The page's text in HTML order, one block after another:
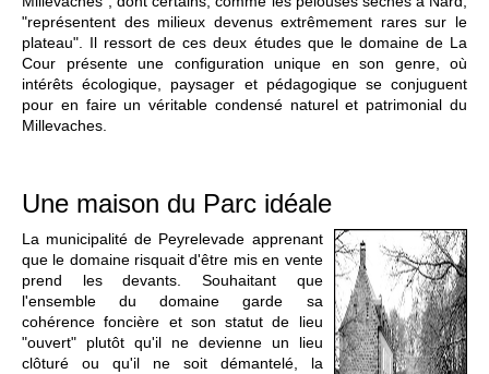
"représentent des milieux devenus extrêmement rares sur le
plateau". Il ressort de ces deux études que le domaine de La
Cour présente une configuration unique en son genre, où
intérêts écologique, paysager et pédagogique se conjuguent
pour en faire un véritable condensé naturel et patrimonial du
Millevaches.
Une maison du Parc idéale
La municipalité de Peyrelevade apprenant
que le domaine risquait d'être mis en vente
prend les devants. Souhaitant que
l'ensemble du domaine garde sa
cohérence foncière et son statut de lieu
"ouvert" plutôt qu'il ne devienne un lieu
clôturé ou qu'il ne soit démantelé, la